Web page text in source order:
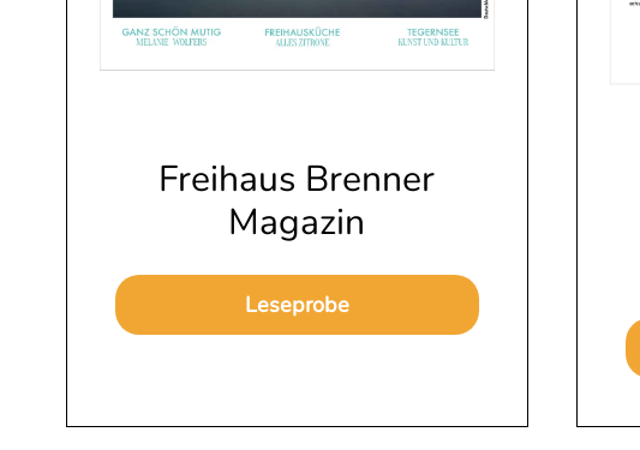
Freihaus Brenner
Magazin
Leseprobe